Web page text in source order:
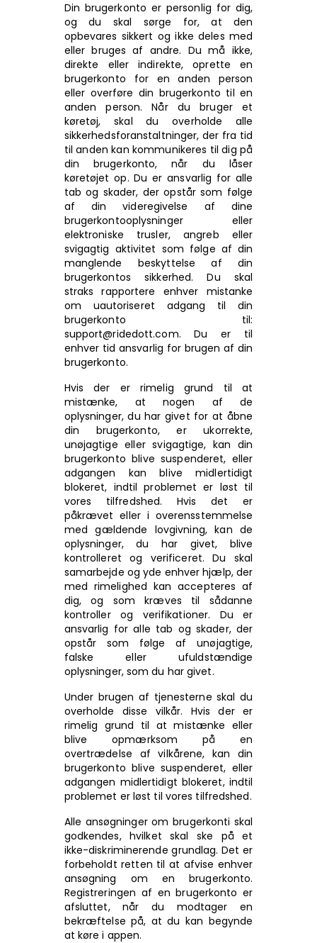
Din brugerkonto er personlig for dig,
og du skal sørge for, at den
opbevares sikkert og ikke deles med
eller bruges af andre. Du må ikke,
direkte eller indirekte, oprette en
brugerkonto for en anden person
eller overføre din brugerkonto til en
anden person. Når du bruger et
køretøj, skal du overholde alle
sikkerhedsforanstaltninger, der fra tid
til anden kan kommunikeres til dig på
din brugerkonto, når du låser
køretøjet op. Du er ansvarlig for alle
tab og skader, der opstår som følge
af din videregivelse af dine
brugerkontooplysninger eller
elektroniske trusler, angreb eller
svigagtig aktivitet som følge af din
manglende beskyttelse af din
brugerkontos sikkerhed. Du skal
straks rapportere enhver mistanke
om uautoriseret adgang til din
brugerkonto til:
support@ridedott.com. Du er til
enhver tid ansvarlig for brugen af din
brugerkonto.
Hvis der er rimelig grund til at
mistænke, at nogen af de
oplysninger, du har givet for at åbne
din brugerkonto, er ukorrekte,
unøjagtige eller svigagtige, kan din
brugerkonto blive suspenderet, eller
adgangen kan blive midlertidigt
blokeret, indtil problemet er løst til
vores tilfredshed. Hvis det er
påkrævet eller i overensstemmelse
med gældende lovgivning, kan de
oplysninger, du har givet, blive
kontrolleret og verificeret. Du skal
samarbejde og yde enhver hjælp, der
med rimelighed kan accepteres af
dig, og som kræves til sådanne
kontroller og verifikationer. Du er
ansvarlig for alle tab og skader, der
opstår som følge af unøjagtige,
falske eller ufuldstændige
oplysninger, som du har givet.
Under brugen af tjenesterne skal du
overholde disse vilkår. Hvis der er
rimelig grund til at mistænke eller
blive opmærksom på en
overtrædelse af vilkårene, kan din
brugerkonto blive suspenderet, eller
adgangen midlertidigt blokeret, indtil
problemet er løst til vores tilfredshed.
Alle ansøgninger om brugerkonti skal
godkendes, hvilket skal ske på et
ikke-diskriminerende grundlag. Det er
forbeholdt retten til at afvise enhver
ansøgning om en brugerkonto.
Registreringen af en brugerkonto er
afsluttet, når du modtager en
bekræftelse på, at du kan begynde
at køre i appen.